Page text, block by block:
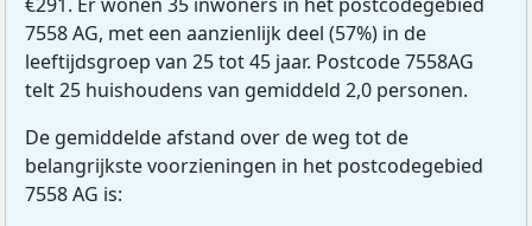
7558 AG, met een aanzienlijk deel (57%) in de
leeftijdsgroep van 25 tot 45 jaar. Postcode 7558AG
telt 25 huishoudens van gemiddeld 2,0 personen.
De gemiddelde afstand over de weg tot de
belangrijkste voorzieningen in het postcodegebied
7558 AG is: